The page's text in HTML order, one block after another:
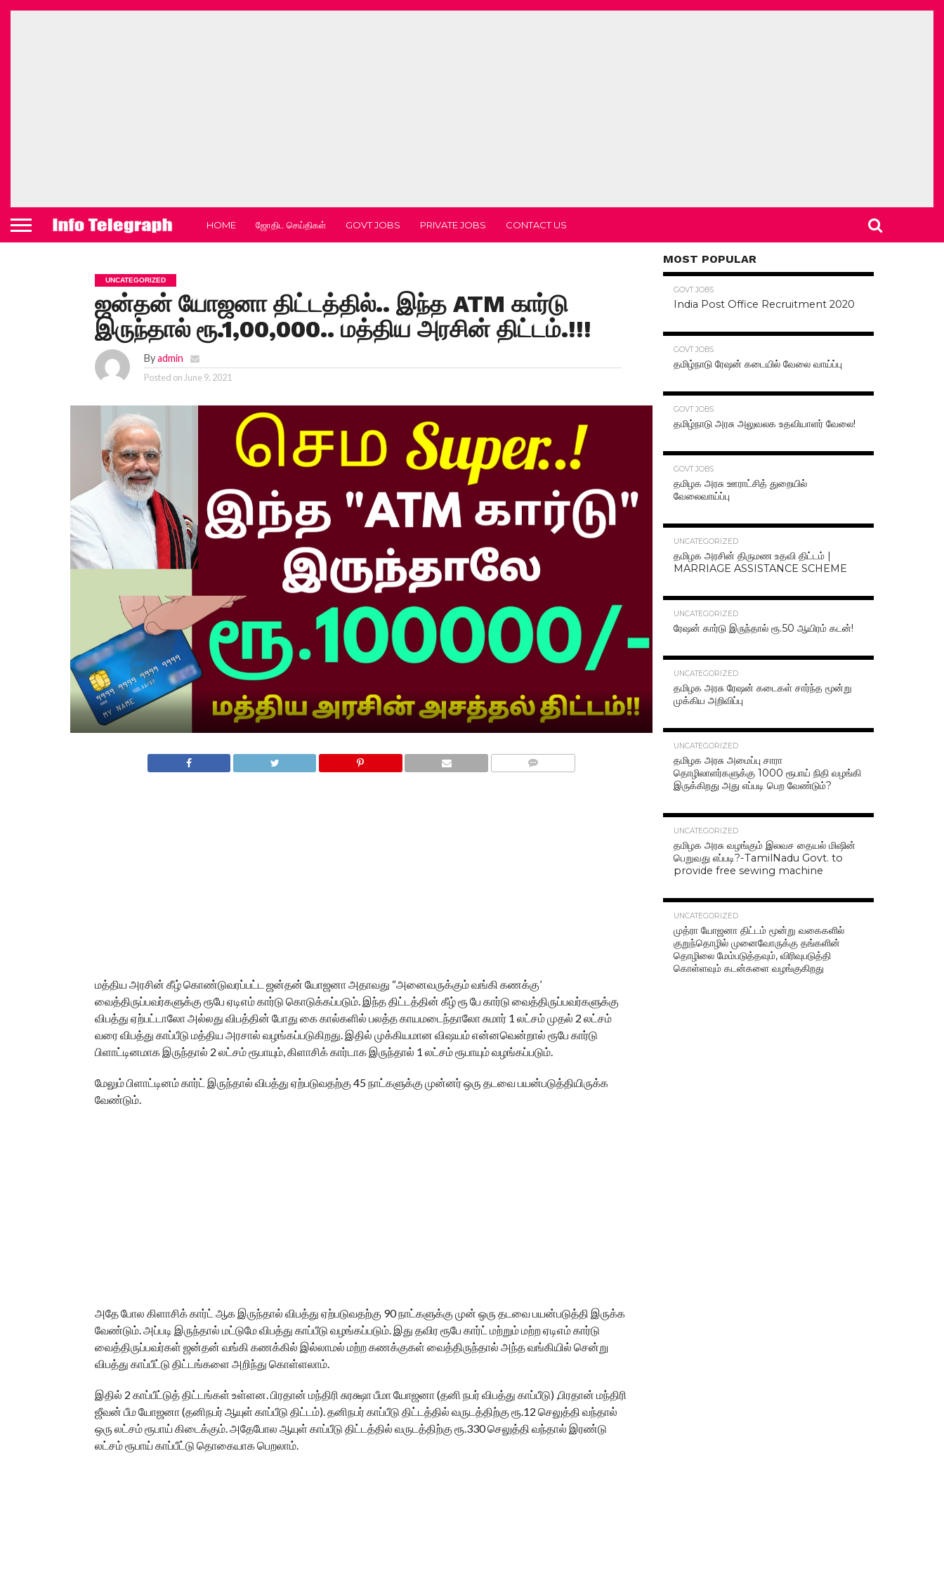
HOME ஜோதிட செய்திகள் GOVT JOBS PRIVATE JOBS CONTACT US
UNCATEGORIZED
ஜன்தன் யோஜனா திட்டத்தில்.. இந்த ATM கார்டு
இருந்தால் ரூ.1,00,000.. மத்திய அரசின் திட்டம்.!!!
Byadmin
Posted on June 9, 2021
மத்திய அரசின் கீழ் கொண்டுவரப்பட்ட ஜன்தன் யோஜனா அதாவது “அனைவருக்கும் வங்கி கணக்கு’
வைத்திருப்பவர்களுக்கு ரூபே ஏடிஎம் கார்டு கொடுக்கப்படும். இந்த திட்டத்தின் கீழ் ரூ பே கார்டு வைத்திருப்பவர்களுக்கு
விபத்து ஏற்பட்டாலோ அல்லது விபத்தின் போது கை கால்களில் பலத்த காயமடைந்தாலோ சுமார் 1 லட்சம் முதல் 2 லட்சம்
வரை விபத்து காப்பீடு மத்திய அரசால் வழங்கப்படுகிறது. இதில் முக்கியமான விஷயம் என்னவென்றால் ரூபே கார்டு
பிளாட்டினமாக இருந்தால் 2 லட்சம் ரூபாயும், கிளாசிக் கார்டாக இருந்தால் 1 லட்சம் ரூபாயும் வழங்கப்படும்.
மேலும் பிளாட்டினம் கார்ட் இருந்தால் விபத்து ஏற்படுவதற்கு 45 நாட்களுக்கு முன்னர் ஒரு தடவை பயன்படுத்தியிருக்க
வேண்டும்.
அதே போல கிளாசிக் கார்ட் ஆக இருந்தால் விபத்து ஏற்படுவதற்கு 90 நாட்களுக்கு முன் ஒரு தடவை பயன்படுத்தி இருக்க
வேண்டும். அப்படி இருந்தால் மட்டுமே விபத்து காப்பீடு வழங்கப்படும். இது தவிர ரூபே கார்ட் மற்றும் மற்ற ஏடிஎம் கார்டு
வைத்திருப்பவர்கள் ஜன்தன் வங்கி கணக்கில் இல்லாமல் மற்ற கணக்குகள் வைத்திருந்தால் அந்த வங்கியில் சென்று
விபத்து காப்பீட்டு திட்டங்களை அறிந்து கொள்ளலாம்.
இதில் 2 காப்பீட்டுத் திட்டங்கள் உள்ளன. பிரதான் மந்திரி சுரக்ஷா பீமா யோஜனா (தனி நபர் விபத்து காப்பீடு) ,பிரதான் மந்திரி
ஜீவன் பீம யோஜனா (தனிநபர் ஆயுள் காப்பீடு திட்டம்). தனிநபர் காப்பீடு திட்டத்தில் வருடத்திற்கு ரூ.12 செலுத்தி வந்தால்
ஒரு லட்சம் ரூபாய் கிடைக்கும். அதேபோல ஆயுள் காப்பீடு திட்டத்தில் வருடத்திற்கு ரூ.330 செலுத்தி வந்தால் இரண்டு
லட்சம் ரூபாய் காப்பீட்டு தொகையாக பெறலாம்.
MOST POPULAR
GOVT JOBS
India Post Office Recruitment 2020
GOVT JOBS
தமிழ்நாடு ரேஷன் கடையில் வேலை வாய்ப்பு
GOVT JOBS
தமிழ்நாடு அரசு அலுவலக உதவியாளர் வேலை!
GOVT JOBS
தமிழக அரசு ஊராட்சித் துறையில்
வேலைவாய்ப்பு
UNCATEGORIZED
தமிழக அரசின் திருமண உதவி திட்டம் |
MARRIAGE ASSISTANCE SCHEME
UNCATEGORIZED
ரேஷன் கார்டு இருந்தால் ரூ.50 ஆயிரம் கடன்!
UNCATEGORIZED
தமிழக அரசு ரேஷன் கடைகள் சார்ந்த மூன்று
முக்கிய அறிவிப்பு
UNCATEGORIZED
தமிழக அரசு அமைப்பு சாரா
தொழிலாளர்களுக்கு 1000 ரூபாய் நிதி வழங்கி
இருக்கிறது அது எப்படி பெற வேண்டும்?
UNCATEGORIZED
தமிழக அரசு வழங்கும் இலவச தையல் மிஷின்
பெறுவது எப்படி?-TamilNadu Govt. to
provide free sewing machine
UNCATEGORIZED
முத்ரா யோஜனா திட்டம் மூன்று வகைகளில்
குறுந்தொழில் முனைவோருக்கு தங்களின்
தொழிலை மேம்படுத்தவும், விரிவுபடுத்தி
கொள்ளவும் கடன்களை வழங்குகிறது